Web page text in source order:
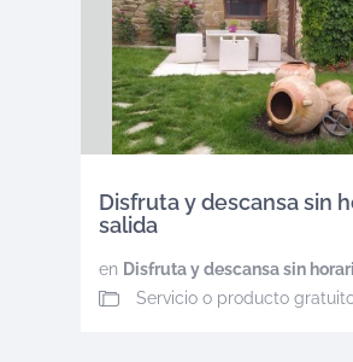
Disfruta y descansa sin
salida
en Disfruta y descansa sin
Servicio o producto